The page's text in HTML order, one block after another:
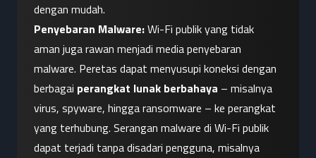
dengan mudah.
Penyebaran Malware: Wi-Fi publik yang tidak
aman juga rawan menjadi media penyebaran
malware. Peretas dapat menyusupi koneksi dengan
berbagai perangkat lunak berbahaya – misalnya
virus, spyware, hingga ransomware – ke perangkat
yang terhubung. Serangan malware di Wi-Fi publik
dapat terjadi tanpa disadari pengguna, misalnya